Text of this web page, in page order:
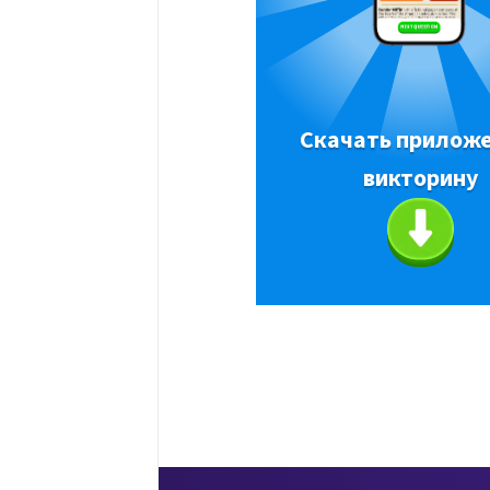
Скачать
викторину